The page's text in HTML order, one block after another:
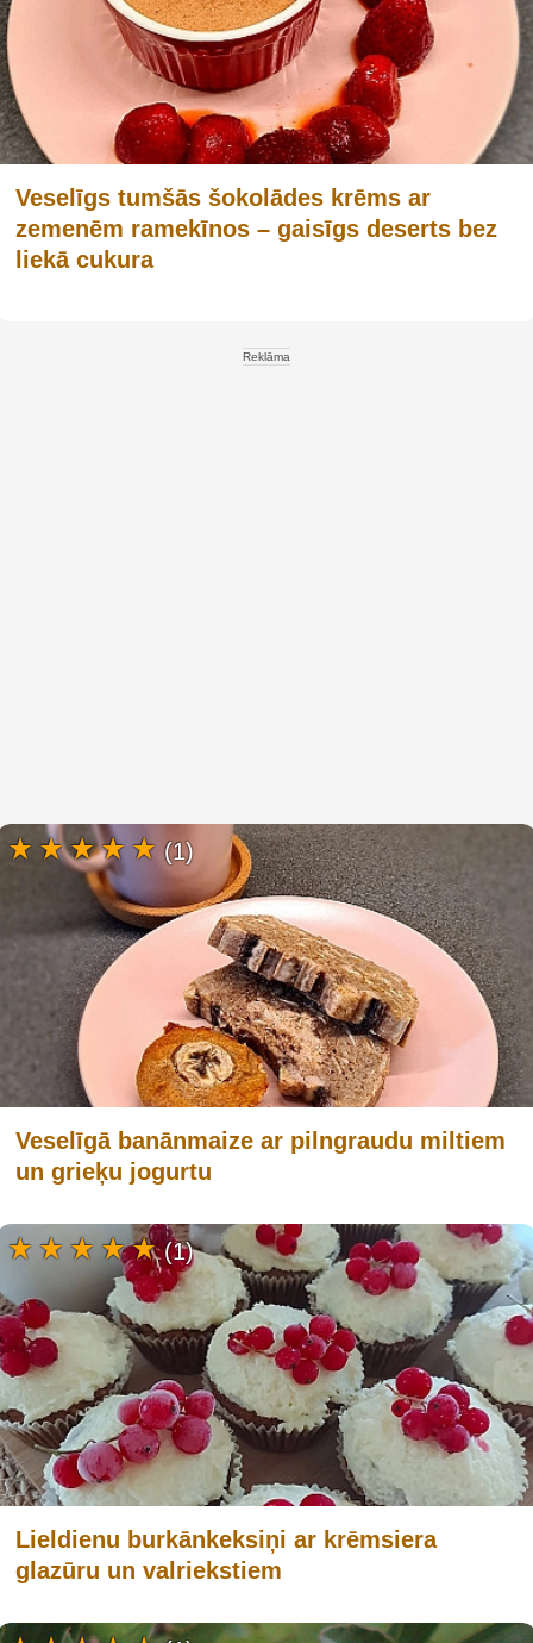
Veselīgs tumšās šokolādes krēms ar
zemenēm ramekīnos – gaisīgs deserts bez
liekā cukura
Reklāma
Veselīgā banānmaize ar pilngraudu miltiem
un grieķu jogurtu
(1)
Lieldienu burkānkeksiņi ar krēmsiera
glazūru un valriekstiem
(1)